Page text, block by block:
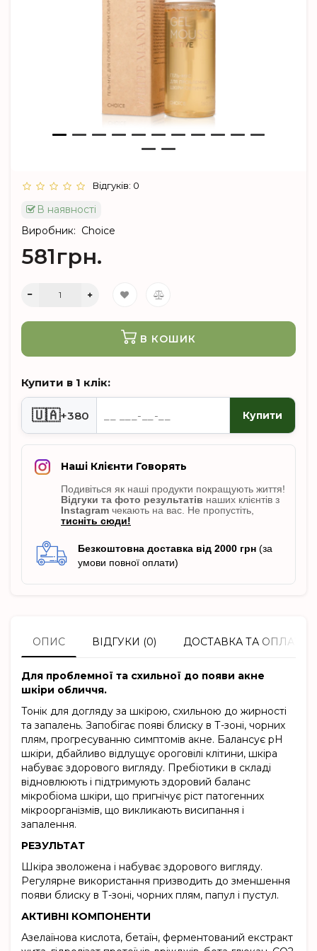
Відгуків: 0
В наявності
Виробник: Choice
581грн.
В КОШИК
Купити в 1 клік:
🇺🇦+380 Купити
Наші Клієнти Говорять
Подивіться як наші продукти покращують життя!
Відгуки та фото результатів наших клієнтів з
Instagram чекають на вас. Не пропустіть,
тисніть сюди!
Безкоштовна доставка від 2000 грн (за
умови повної оплати)
ОПИС ВІДГУКИ (0) ДОСТАВКА ТА ОПЛАТА
Для проблемної та схильної до появи акне
шкіри обличчя.
Тонік для догляду за шкірою, схильною до жирності
та запалень. Запобігає появі блиску в Т-зоні, чорних
плям, прогресуванню симптомів акне. Балансує рН
шкіри, дбайливо відлущує ороговілі клітини, шкіра
набуває здорового вигляду. Пребіотики в складі
відновлюють і підтримують здоровий баланс
мікробіома шкіри, що пригнічує ріст патогенних
мікроорганізмів, що викликають висипання і
запалення.
РЕЗУЛЬТАТ
Шкіра зволожена і набуває здорового вигляду.
Регулярне використання призводить до зменшення
появи блиску в Т-зоні, чорних плям, папул і пустул.
АКТИВНІ КОМПОНЕНТИ
Азелаїнова кислота, бетаїн, ферментований екстракт